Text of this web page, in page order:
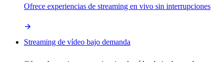
Ofrece experiencias de streaming en vivo sin interrupciones
Streaming de vídeo bajo demanda